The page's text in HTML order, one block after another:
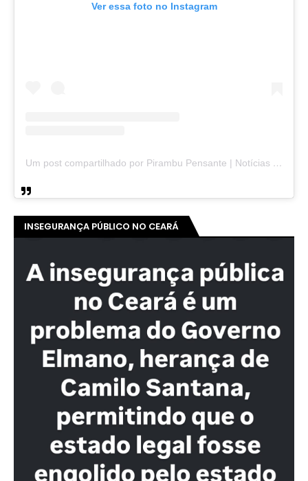
Ver essa foto no Instagram
Um post compartilhado por Pirambu Pensante | Notícias & Entretenimento (@pirambupensante)
INSEGURANÇA PÚBLICO NO CEARÁ